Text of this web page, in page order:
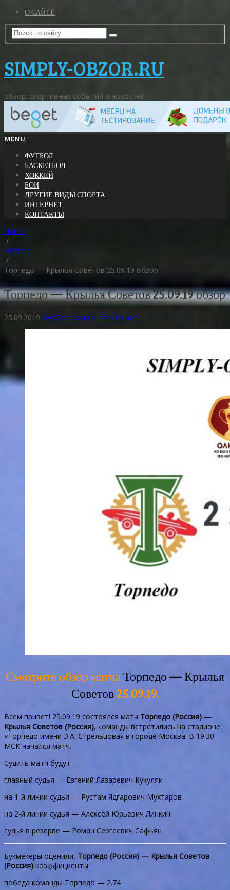
О САЙТЕ
SIMPLY-OBZOR.RU
обзор: спортивных событий и новостей
MENU
ФУТБОЛ
БАСКЕТБОЛ
ХОККЕЙ
БОИ
ДРУГИЕ ВИДЫ СПОРТА
ИНТЕРНЕТ
КОНТАКТЫ
Home
/
Футбол
/
Торпедо — Крылья Советов 25.09.19 обзор
Торпедо — Крылья Советов 25.09.19 обзор
25.09.2019 Футбол Комментариев нет
Смотрите обзор матчаТорпедо — Крылья
Советов25.09.19.
Всем привет! 25.09.19 состоялся матч Торпедо (Россия) —
Крылья Советов (Россия), команды встретились на стадионе
«Торпедо имени Э.А. Стрельцова» в городе Москва. В 19:30
МСК начался матч.
Судить матч будут:
главный судья — Евгений Лазаревич Кукуляк
на 1-й линии судья — Рустам Ядгарович Мухтаров
на 2-й линии судья — Алексей Юрьевич Линкин
судья в резерве — Роман Сергеевич Сафьян
Букмекеры оценили, Торпедо (Россия) — Крылья Советов
(Россия) коэффициенты:
победа команды Торпедо — 2.74